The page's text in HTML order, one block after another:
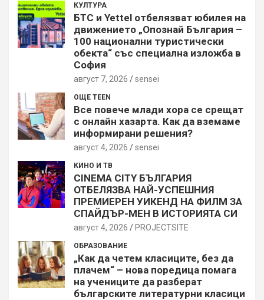
КУЛТУРА
БТС и Yettel отбелязват юбилея на
движението „Опознай България –
100 национални туристически
обекта“ със специална изложба в
София
август 7, 2026 sensei
ОЩЕ TEEN
Все повече млади хора се срещат
с онлайн хазарта. Как да вземаме
информирани решения?
август 4, 2026 sensei
КИНО И ТВ
CINEMA CITY БЪЛГАРИЯ
ОТБЕЛЯЗВА НАЙ-УСПЕШНИЯ
ПРЕМИЕРЕН УИКЕНД НА ФИЛМ ЗА
СПАЙДЪР-МЕН В ИСТОРИЯТА СИ
август 4, 2026 PROJECTSITЕ
ОБРАЗОВАНИЕ
„Как да четем класиците, без да
плачем“ – нова поредица помага
на учениците да разберат
българските литературни класици